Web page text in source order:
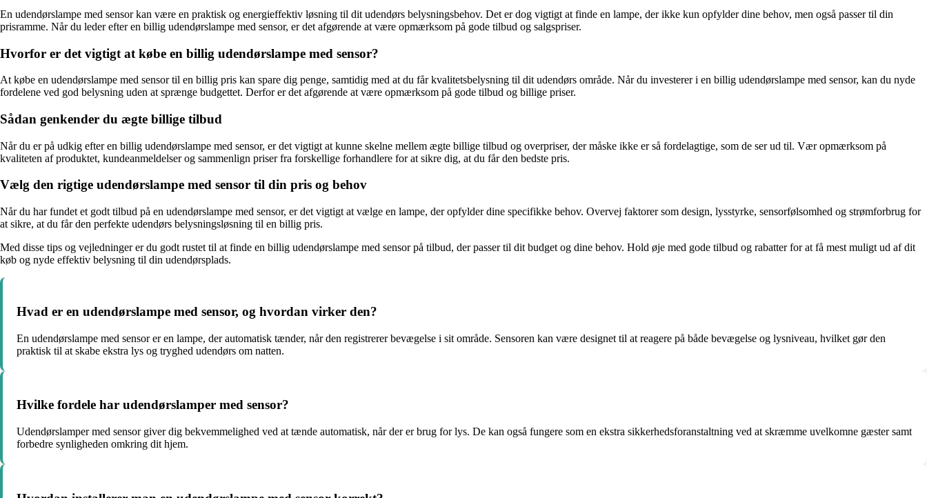
En udendørslampe med sensor kan være en praktisk og energieffektiv løsning til dit udendørs belysningsbehov. Det er dog vigtigt at finde en lampe, der ikke kun opfylder dine behov, men også passer til din
prisramme. Når du leder efter en billig udendørslampe med sensor, er det afgørende at være opmærksom på gode tilbud og salgspriser.
Hvorfor er det vigtigt at købe en billig udendørslampe med sensor?
At købe en udendørslampe med sensor til en billig pris kan spare dig penge, samtidig med at du får kvalitetsbelysning til dit udendørs område. Når du investerer i en billig udendørslampe med sensor, kan du nyde
fordelene ved god belysning uden at sprænge budgettet. Derfor er det afgørende at være opmærksom på gode tilbud og billige priser.
Sådan genkender du ægte billige tilbud
Når du er på udkig efter en billig udendørslampe med sensor, er det vigtigt at kunne skelne mellem ægte billige tilbud og overpriser, der måske ikke er så fordelagtige, som de ser ud til. Vær opmærksom på
kvaliteten af produktet, kundeanmeldelser og sammenlign priser fra forskellige forhandlere for at sikre dig, at du får den bedste pris.
Vælg den rigtige udendørslampe med sensor til din pris og behov
Når du har fundet et godt tilbud på en udendørslampe med sensor, er det vigtigt at vælge en lampe, der opfylder dine specifikke behov. Overvej faktorer som design, lysstyrke, sensorfølsomhed og strømforbrug for
at sikre, at du får den perfekte udendørs belysningsløsning til en billig pris.
Med disse tips og vejledninger er du godt rustet til at finde en billig udendørslampe med sensor på tilbud, der passer til dit budget og dine behov. Hold øje med gode tilbud og rabatter for at få mest muligt ud af dit
køb og nyde effektiv belysning til din udendørsplads.
Hvad er en udendørslampe med sensor, og hvordan virker den?
En udendørslampe med sensor er en lampe, der automatisk tænder, når den registrerer bevægelse i sit område. Sensoren kan være designet til at reagere på både bevægelse og lysniveau, hvilket gør den
praktisk til at skabe ekstra lys og tryghed udendørs om natten.
Hvilke fordele har udendørslamper med sensor?
Udendørslamper med sensor giver dig bekvemmelighed ved at tænde automatisk, når der er brug for lys. De kan også fungere som en ekstra sikkerhedsforanstaltning ved at skræmme uvelkomne gæster samt
forbedre synligheden omkring dit hjem.